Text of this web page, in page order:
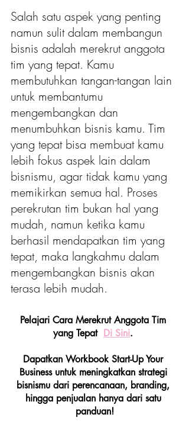
Salah satu aspek yang penting
namun sulit dalam membangun
bisnis adalah merekrut anggota
tim yang tepat. Kamu
membutuhkan tangan-tangan lain
untuk membantumu
mengembangkan dan
menumbuhkan bisnis kamu. Tim
yang tepat bisa membuat kamu
lebih fokus aspek lain dalam
bisnismu, agar tidak kamu yang
memikirkan semua hal. Proses
perekrutan tim bukan hal yang
mudah, namun ketika kamu
berhasil mendapatkan tim yang
tepat, maka langkahmu dalam
mengembangkan bisnis akan
terasa lebih mudah.
Pelajari Cara Merekrut Anggota Tim
yang Tepat Di Sini.
Dapatkan Workbook Start-Up Your
Business untuk meningkatkan strategi
bisnismu dari perencanaan, branding,
hingga penjualan hanya dari satu
panduan!